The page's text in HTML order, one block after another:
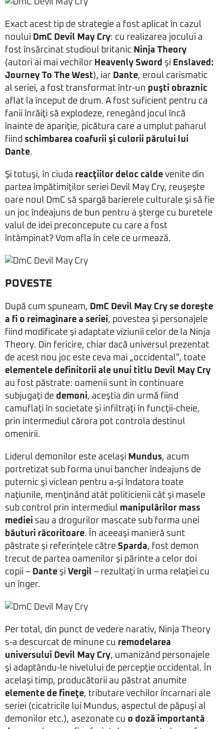
Exact acest tip de strategie a fost aplicat în cazul
noului DmC Devil May Cry: cu realizarea jocului a
fost însărcinat studioul britanic Ninja Theory
(autori ai mai vechilor Heavenly Sword şi Enslaved:
Journey To The West), iar Dante, eroul carismatic
al seriei, a fost transformat într-un puşti obraznic
aflat la început de drum. A fost suficient pentru ca
fanii înrăiţi să explodeze, renegând jocul încă
înainte de apariţie, picătura care a umplut paharul
fiind schimbarea coafurii şi culorii părului lui
Dante.
Şi totuşi, în ciuda reacţiilor deloc calde venite din
partea împătimiţilor seriei Devil May Cry, reuşeşte
oare noul DmC să spargă barierele culturale şi să fie
un joc îndeajuns de bun pentru a şterge cu buretele
valul de idei preconcepute cu care a fost
întâmpinat? Vom afla în cele ce urmează.
POVESTE
După cum spuneam, DmC Devil May Cry se doreşte
a fi o reimaginare a seriei, povestea şi personajele
fiind modificate şi adaptate viziunii celor de la Ninja
Theory. Din fericire, chiar dacă universul prezentat
de acest nou joc este ceva mai „occidental”, toate
elementele definitorii ale unui titlu Devil May Cry
au fost păstrate: oamenii sunt în continuare
subjugaţi de demoni, aceştia din urmă fiind
camuflaţi în societate şi infiltraţi în funcţii-cheie,
prin intermediul cărora pot controla destinul
omenirii.
Liderul demonilor este acelaşi Mundus, acum
portretizat sub forma unui bancher îndeajuns de
puternic şi viclean pentru a-şi îndatora toate
naţiunile, menţinând atât politicienii cât şi masele
sub control prin intermediul manipulărilor mass
mediei sau a drogurilor mascate sub forma unei
băuturi răcoritoare. În aceeaşi manieră sunt
păstrate şi referinţele către Sparda, fost demon
trecut de partea oamenilor şi părinte a celor doi
copii – Dante şi Vergil – rezultaţi în urma relaţiei cu
un înger.
Per total, din punct de vedere narativ, Ninja Theory
s-a descurcat de minune cu remodelarea
universului Devil May Cry, umanizând personajele
şi adaptându-le nivelului de percepţie occidental. În
acelaşi timp, producătorii au păstrat anumite
elemente de fineţe, tributare vechilor încarnari ale
seriei (cicatricile lui Mundus, aspectul de păpuşi al
demonilor etc.), asezonate cu o doză importantă